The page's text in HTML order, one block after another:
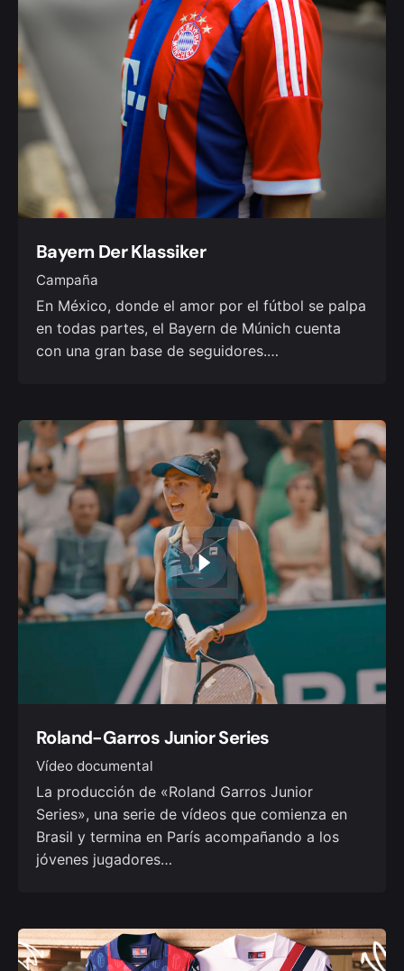
Bayern Der Klassiker
Campaña
En México, donde el amor por el fútbol se palpa
en todas partes, el Bayern de Múnich cuenta
con una gran base de seguidores.…
Roland-Garros Junior Series
Vídeo documental
La producción de «Roland Garros Junior
Series», una serie de vídeos que comienza en
Brasil y termina en París acompañando a los
jóvenes jugadores…